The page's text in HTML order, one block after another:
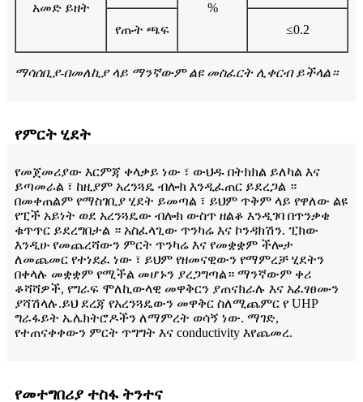
አመድ ይዘት
%
የጡት ጫፍ ≤0.2
ማሳሰቢያ-በመለኪያ ላይ ማንኛውም ልዩ መስፈርት ሊቀርብ ይችላል።
የምርት ሂደት
የመጀመሪያው እርምጃ ቀላቃይ ነው ፣ ውህዱ በትክክል ይለካል እና
ይጣመራል ፣ ከዚያም አረንጓዴ ብሎክ እንዲፈጠር ይደረጋል ።
በመቀጠልም የማስገቢያ ሂደት ይመጣል ፣ ይህም ጥቅም ላይ የዋለው ልዩ
የፒች አይነት ወደ አረንጓዴው ብሎክ ውስጥ ዘልቆ እንዲገባ በጥንቃቄ
ቁጥጥር ይደረግበታል ። አስፈላጊው ጥንካሬ እና ኮንዳክሽን. ፒክው
እንዲሁ የመጨረሻውን ምርት ጥንካሬ እና የመቋቋም ችሎታ
ለመጨመር የተነደፈ ነው ፣ ይህም የዘመናዊውን የማምረቻ ሂደትን
በቀላሉ መቋቋም የሚችል መሆኑን ያረጋግጣል። ማንኛውም ቀሪ
ቆሻሻዎች, የግራፍ ሞለኪውላዊ መዋቅርን ያጠናክራሉ እና አፈፃፀሙን
ያሻሽላሉ.ይህ ደረጃ የአረንጓዴውን መዋቅር ስለሚጨምር የ UHP
ግራፋይት ኤሌክትሮዶችን ለማምረት ወሳኝ ነው. ማገድ,
የተጠናቀቀውን ምርት ጥግግት እና conductivity እየጨመረ.
የመተግበሪያ ተስፋ ትንተና